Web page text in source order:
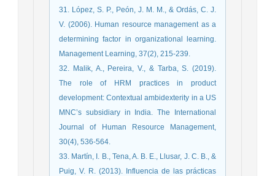
31. López, S. P., Peón, J. M. M., & Ordás, C. J.
V. (2006). Human resource management as a
determining factor in organizational learning.
Management Learning, 37(2), 215-239.
32. Malik, A., Pereira, V., & Tarba, S. (2019).
The role of HRM practices in product
development: Contextual ambidexterity in a US
MNC’s subsidiary in India. The International
Journal of Human Resource Management,
30(4), 536-564.
33. Martín, I. B., Tena, A. B. E., Llusar, J. C. B., &
Puig, V. R. (2013). Influencia de las prácticas